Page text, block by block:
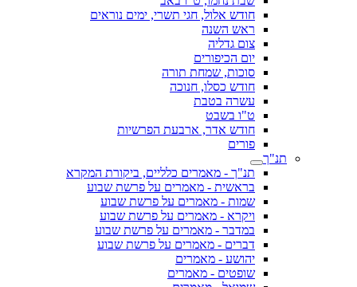
חודש אלול, חגי תשרי, ימים נוראים
ראש השנה
צום גדליה
יום הכיפורים
סוכות, שמחת תורה
חודש כסלו, חנוכה
עשרה בטבת
ט"ו בשבט
חודש אדר, ארבעת הפרשיות
פורים
תנ"ך
תנ"ך - מאמרים כלליים, ביקורת המקרא
בראשית - מאמרים על פרשת שבוע
שמות - מאמרים על פרשת שבוע
ויקרא - מאמרים על פרשת שבוע
במדבר - מאמרים על פרשת שבוע
דברים - מאמרים על פרשת שבוע
יהושע - מאמרים
שופטים - מאמרים